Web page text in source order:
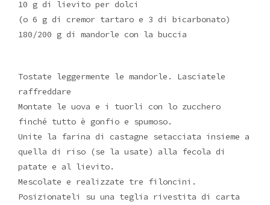
10 g di lievito per dolci
(o 6 g di cremor tartaro e 3 di bicarbonato)
180/200 g di mandorle con la buccia
Tostate leggermente le mandorle. Lasciatele
raffreddare
Montate le uova e i tuorli con lo zucchero
finché tutto è gonfio e spumoso.
Unite la farina di castagne setacciata insieme a
quella di riso (se la usate) alla fecola di
patate e al lievito.
Mescolate e realizzate tre filoncini.
Posizionateli su una teglia rivestita di carta